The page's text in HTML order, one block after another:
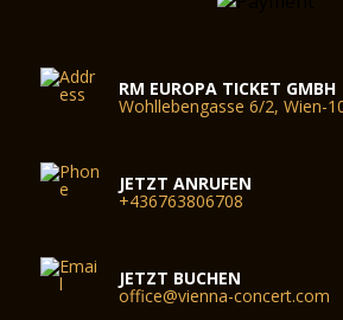
RM EUROPA TICKET GMBH
Wohllebengasse 6/2, Wien-
JETZT ANRUFEN
+436763806708
JETZT BUCHEN
office@vienna-concert.com